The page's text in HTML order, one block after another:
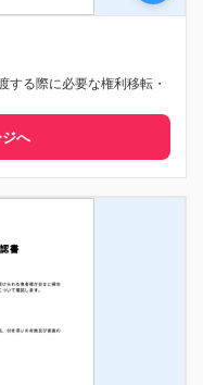
する際に必要な権利移転・
へ